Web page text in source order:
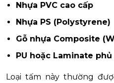
Nhựa PVC cao cấp
Nhựa PS (Polystyrene)
Gỗ nhựa Composite
PU hoặc Laminate
Loại tấm này thường